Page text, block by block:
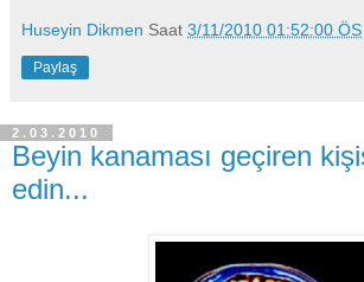
Huseyin Dikmen Saat 3/11/2010 01:52:00 ÖS
Paylaş
2.03.2010
Beyin kanaması geçiren
edin...